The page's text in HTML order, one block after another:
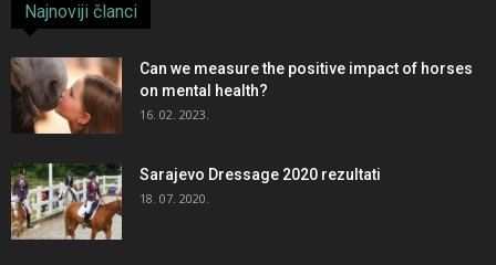
Najnoviji članci
Can we measure the positive impact of horses
on mental health?
16. 02. 2023.
Sarajevo Dressage 2020 rezultati
18. 07. 2020.